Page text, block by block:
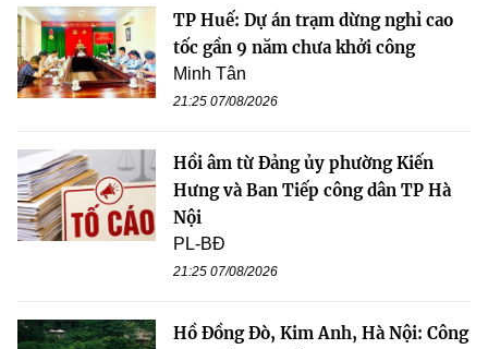
TP Huế: Dự án trạm dừng nghỉ cao
tốc gần 9 năm chưa khởi công
Minh Tân
21:25 07/08/2026
Hồi âm từ Đảng ủy phường Kiến
Hưng và Ban Tiếp công dân TP Hà
Nội
PL-BĐ
21:25 07/08/2026
Hồ Đồng Đò, Kim Anh, Hà Nội: Công